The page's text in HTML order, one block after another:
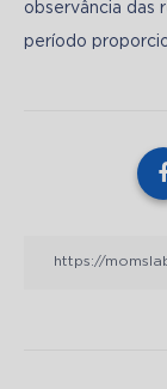
observância das
período